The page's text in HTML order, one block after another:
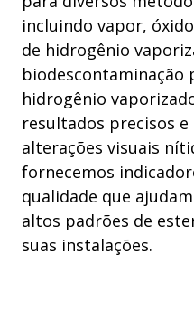
incluindo vapor,
de hidrogênio
biodescontaminação
hidrogênio
resultados precisos
alterações visuais
fornecemos
qualidade que
altos padrões de
suas instalações.